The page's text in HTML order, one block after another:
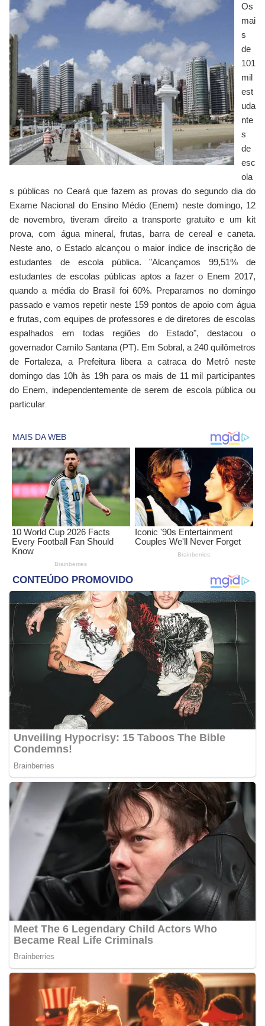
Os
mai
s
de
101
mil
est
uda
nte
s
de
esc
ola
s públicas no Ceará que fazem as provas do segundo dia do
Exame Nacional do Ensino Médio (Enem) neste domingo, 12
de novembro, tiveram direito a transporte gratuito e um kit
prova, com água mineral, frutas, barra de cereal e caneta.
Neste ano, o Estado alcançou o maior índice de inscrição de
estudantes de escola pública. "Alcançamos 99,51% de
estudantes de escolas públicas aptos a fazer o Enem 2017,
quando a média do Brasil foi 60%. Preparamos no domingo
passado e vamos repetir neste 159 pontos de apoio com água
e frutas, com equipes de professores e de diretores de escolas
espalhados em todas regiões do Estado", destacou o
governador Camilo Santana (PT). Em Sobral, a 240 quilômetros
de Fortaleza, a Prefeitura libera a catraca do Metrô neste
domingo das 10h às 19h para os mais de 11 mil participantes
do Enem, independentemente de serem de escola pública ou
particular